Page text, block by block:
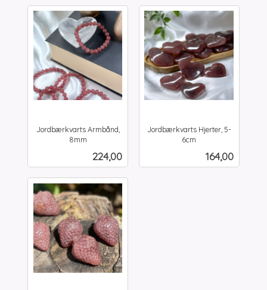
Jordbærkvarts Armbånd,
8mm
Pris
224,00
Jordbærkvarts Hjerter, 5-
6cm
Pris
164,00